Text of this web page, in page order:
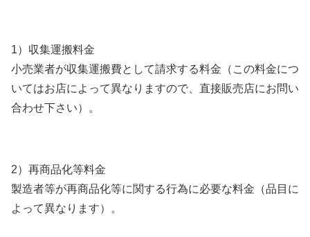
1）収集運搬料金
小売業者が収集運搬費として請求する料金（この料金につ
いてはお店によって異なりますので、直接販売店にお問い
合わせ下さい）。
2）再商品化等料金
製造者等が再商品化等に関する行為に必要な料金（品目に
よって異なります）。